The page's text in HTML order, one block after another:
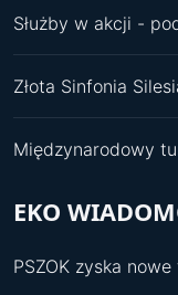
Służby w akcji -
Złota Sinfonia
Międzynarodowy
EKO
PSZOK zyska